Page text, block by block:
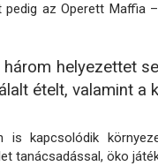
pedig az Operett
helyezettet
ételt, valamint a
is kapcsolódik
tanácsadással, öko